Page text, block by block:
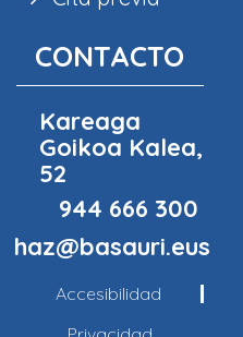
CONTACTO
Kareaga
Goikoa Kalea,
52
944 666 300
haz@basauri.eus
Accesibilidad